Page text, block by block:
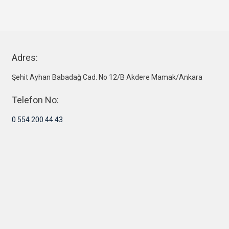
Adres:
Şehit Ayhan Babadağ Cad. No 12/B Akdere Mamak/Ankara
Telefon No:
0 554 200 44 43